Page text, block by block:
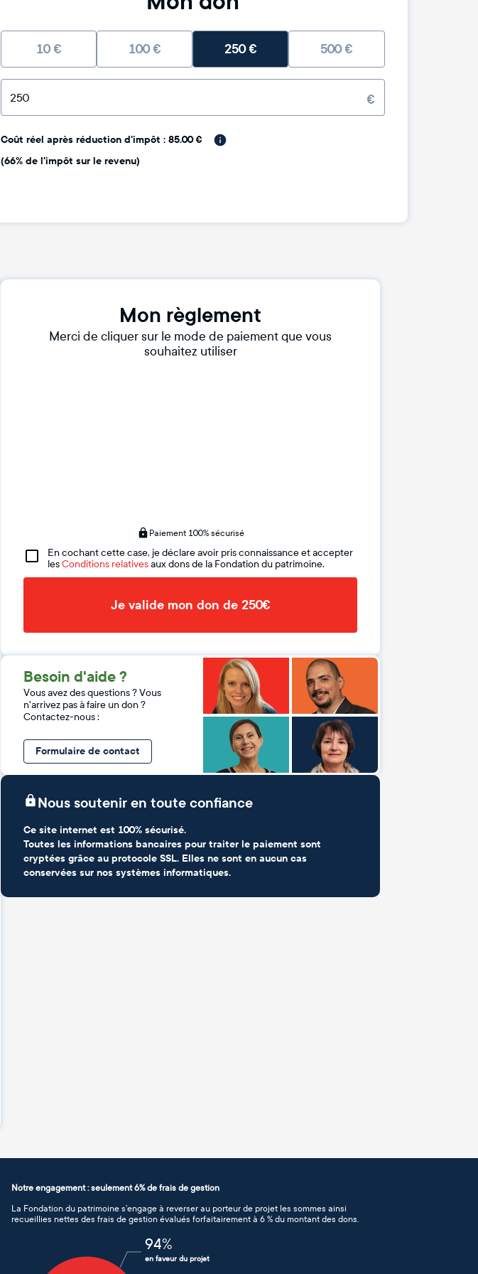
10€ 100€ 250€ 500€
€
Coût réel après réduction d'impôt : 85.00 €
(66% de l'impôt sur le revenu)
Mon règlement
Merci de cliquer sur le mode de paiement que vous
souhaitez utiliser
Paiement 100% sécurisé
En cochant cette case, je déclare avoir pris connaissance et accepter
lesConditions relativesaux dons de la Fondation du patrimoine.
Je valide mon don de 250€
Besoin d'aide ?
Vous avez des questions ? Vous
n'arrivez pas à faire un don ?
Contactez-nous :
Formulaire de contact
Nous soutenir en toute confiance
Ce site internet est 100% sécurisé.
Toutes les informations bancaires pour traiter le paiement sont
cryptées grâce au protocole SSL. Elles ne sont en aucun cas
conservées sur nos systèmes informatiques.
Notre engagement : seulement 6% de frais de gestion
La Fondation du patrimoine s’engage à reverser au porteur de projet les sommes ainsi
recueillies nettes des frais de gestion évalués forfaitairement à 6 % du montant des dons.
94%
en faveur du projet